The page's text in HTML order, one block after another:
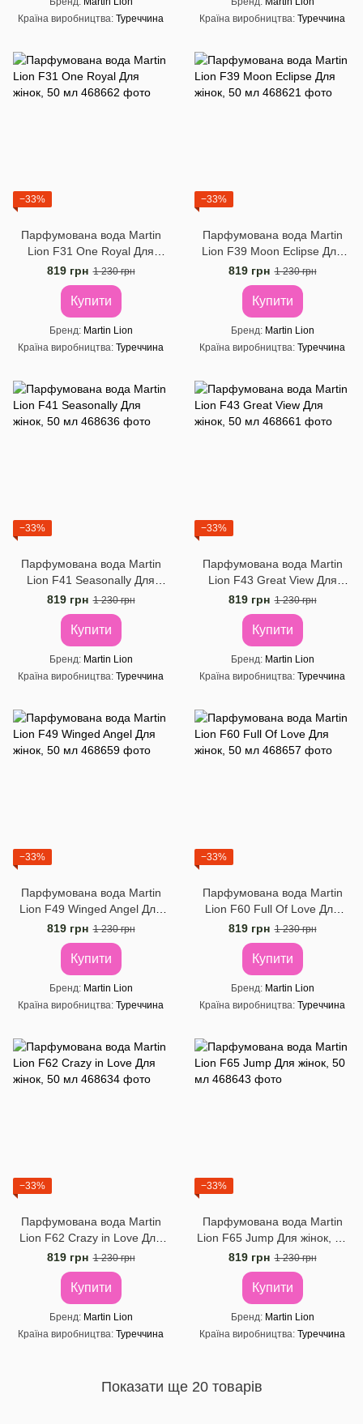
Країна виробництва Туреччина
Країна виробництва Туреччина
−33%
Парфумована вода Martin
Lion F31 One Royal Для
жінок, 50 мл
819 грн 1 230 грн
Купити
Бренд
Martin Lion
Країна виробництва Туреччина
−33%
Парфумована вода Martin
Lion F39 Moon Eclipse Для
жінок, 50 мл
819 грн 1 230 грн
Купити
Бренд
Martin Lion
Країна виробництва Туреччина
−33%
Парфумована вода Martin
Lion F41 Seasonally Для
жінок, 50 мл
819 грн 1 230 грн
Купити
Бренд
Martin Lion
Країна виробництва Туреччина
−33%
Парфумована вода Martin
Lion F43 Great View Для
жінок, 50 мл
819 грн 1 230 грн
Купити
Бренд
Martin Lion
Країна виробництва Туреччина
−33%
Парфумована вода Martin
Lion F49 Winged Angel Для
жінок, 50 мл
819 грн 1 230 грн
Купити
Бренд
Martin Lion
Країна виробництва Туреччина
−33%
Парфумована вода Martin
Lion F60 Full Of Love Для
жінок, 50 мл
819 грн 1 230 грн
Купити
Бренд
Martin Lion
Країна виробництва Туреччина
−33%
Парфумована вода Martin
Lion F62 Crazy in Love Для
жінок, 50 мл
819 грн 1 230 грн
Купити
Бренд
Martin Lion
Країна виробництва Туреччина
−33%
Парфумована вода Martin
Lion F65 Jump Для жінок, 50
мл
819 грн 1 230 грн
Купити
Бренд
Martin Lion
Країна виробництва Туреччина
Показати ще 20 товарів